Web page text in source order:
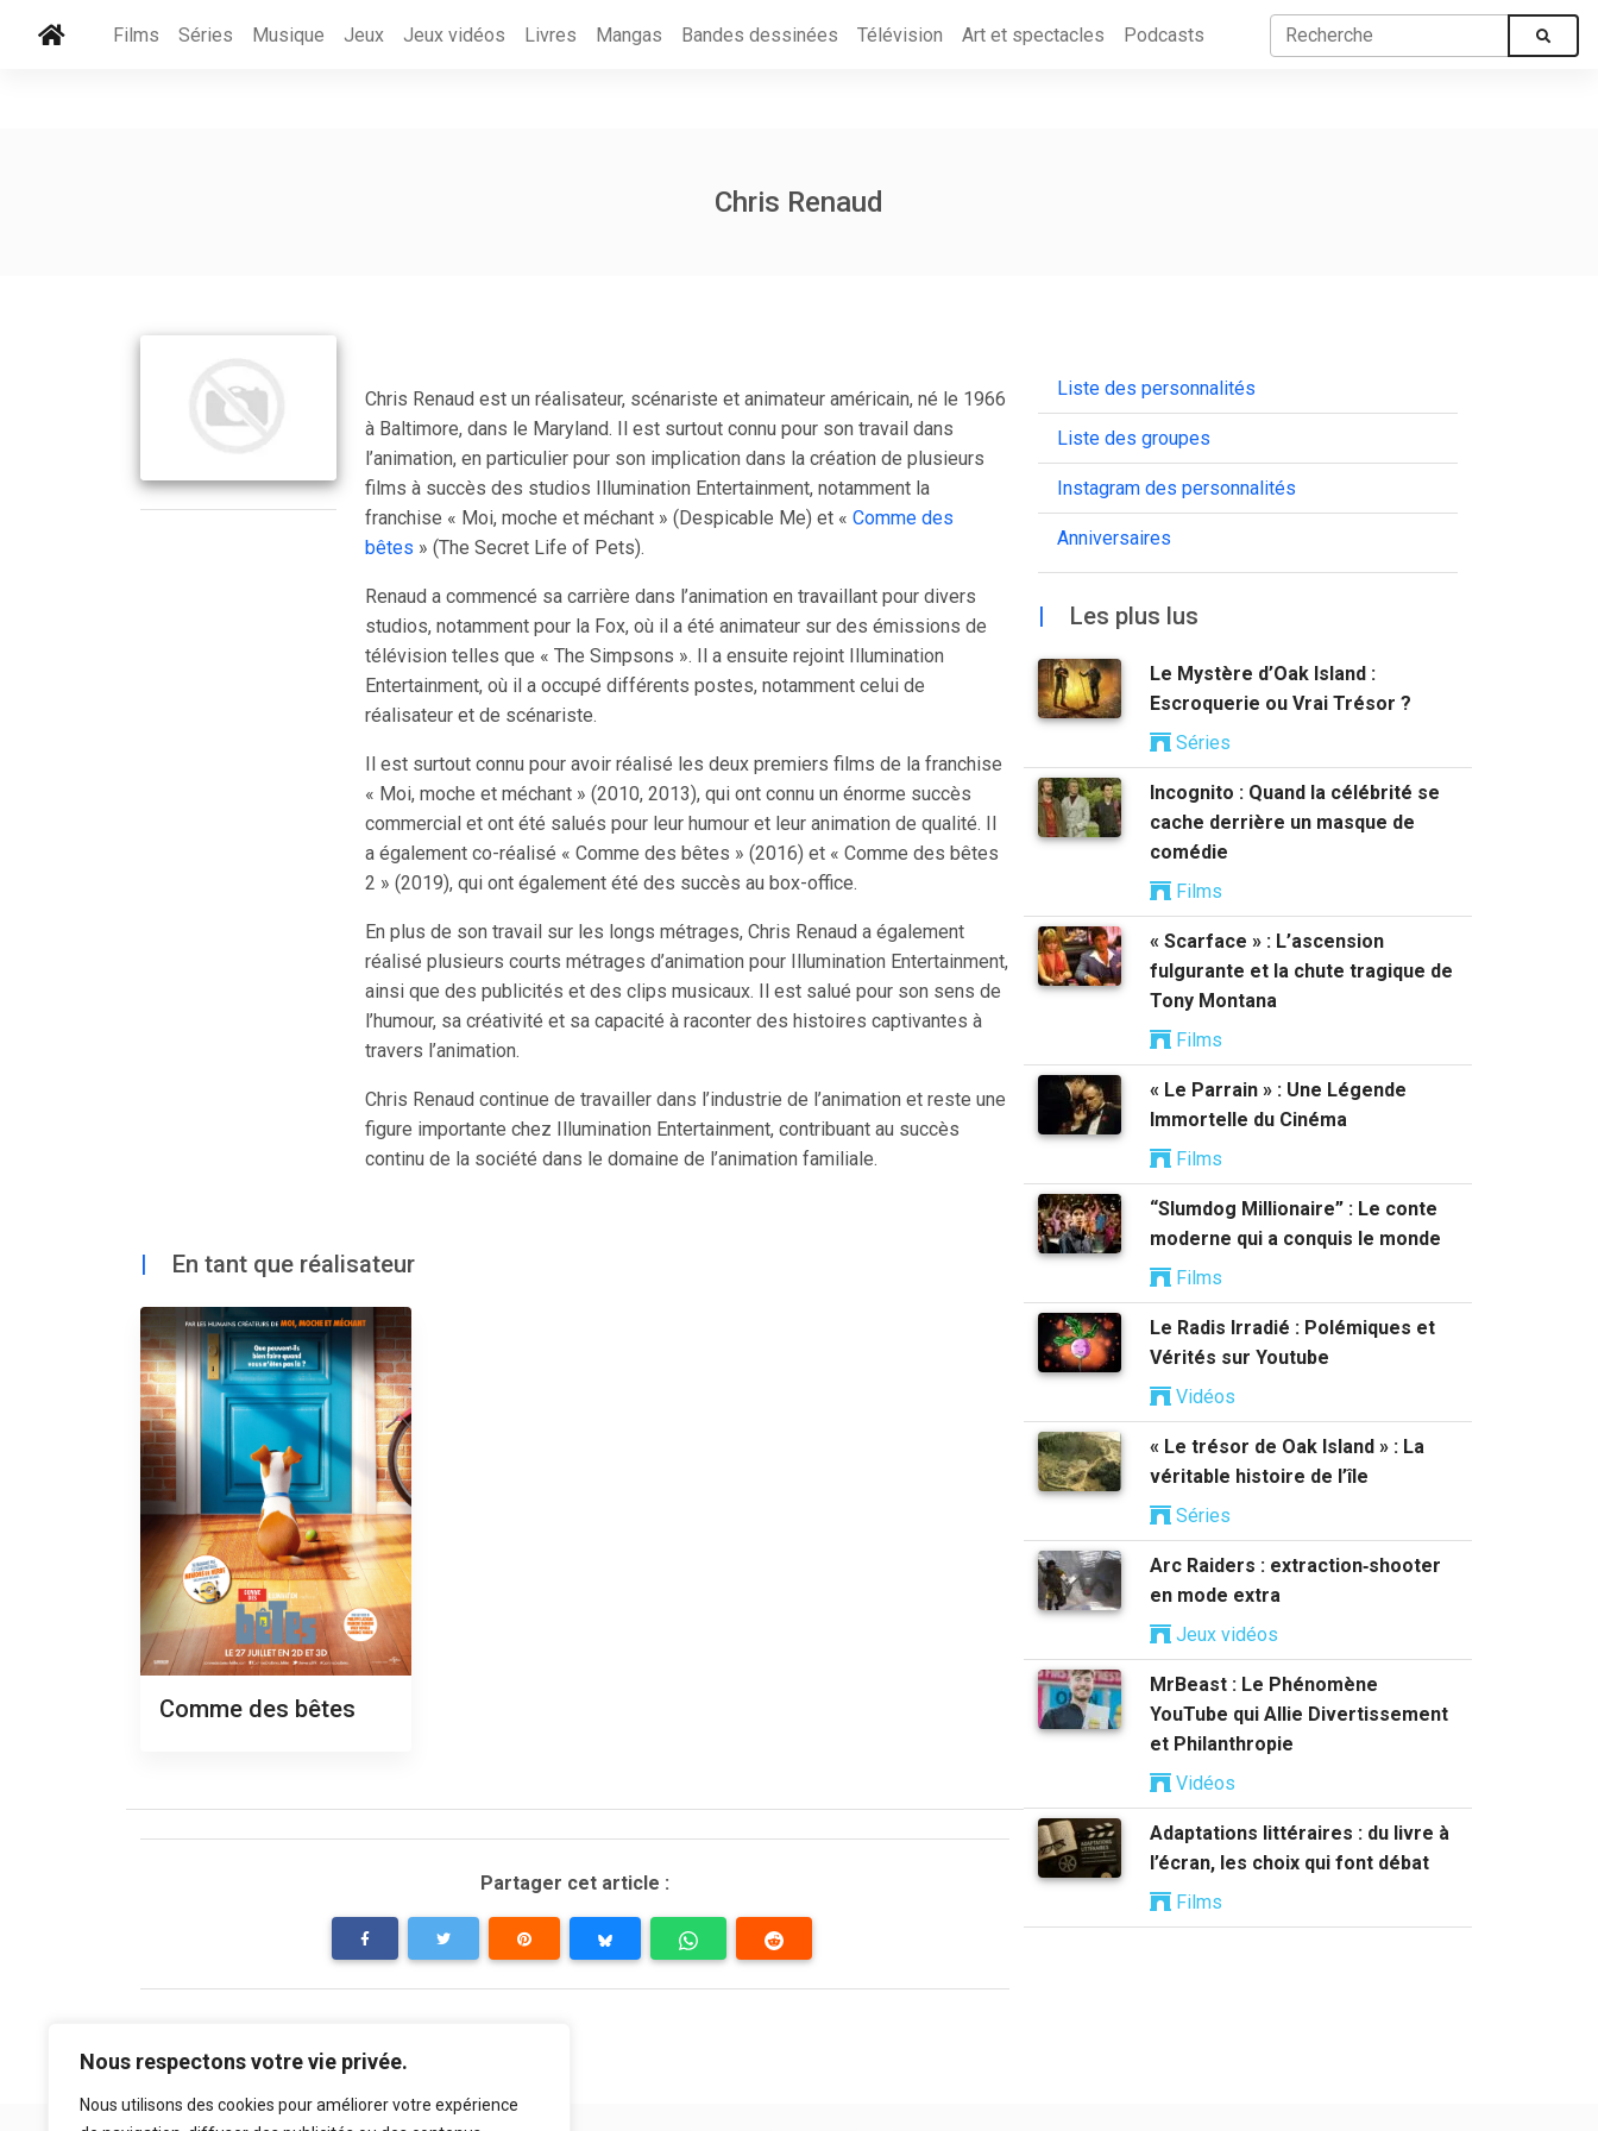
Nous respectons votre vie privée.
Nous utilisons des cookies pour améliorer votre expérience
Films Séries Musique Jeux Jeux vidéos Livres Mangas Bandes dessinées Télévision Art et spectacles Podcasts
Chris Renaud
Chris Renaud est un réalisateur, scénariste et animateur américain, né le 1966
à Baltimore, dans le Maryland. Il est surtout connu pour son travail dans
l’animation, en particulier pour son implication dans la création de plusieurs
films à succès des studios Illumination Entertainment, notamment la
franchise « Moi, moche et méchant » (Despicable Me) et « Comme des
bêtes » (The Secret Life of Pets).
Renaud a commencé sa carrière dans l’animation en travaillant pour divers
studios, notamment pour la Fox, où il a été animateur sur des émissions de
télévision telles que « The Simpsons ». Il a ensuite rejoint Illumination
Entertainment, où il a occupé différents postes, notamment celui de
réalisateur et de scénariste.
Il est surtout connu pour avoir réalisé les deux premiers films de la franchise
« Moi, moche et méchant » (2010, 2013), qui ont connu un énorme succès
commercial et ont été salués pour leur humour et leur animation de qualité. Il
a également co-réalisé « Comme des bêtes » (2016) et « Comme des bêtes
2 » (2019), qui ont également été des succès au box-office.
En plus de son travail sur les longs métrages, Chris Renaud a également
réalisé plusieurs courts métrages d’animation pour Illumination Entertainment,
ainsi que des publicités et des clips musicaux. Il est salué pour son sens de
l’humour, sa créativité et sa capacité à raconter des histoires captivantes à
travers l’animation.
Chris Renaud continue de travailler dans l’industrie de l’animation et reste une
figure importante chez Illumination Entertainment, contribuant au succès
continu de la société dans le domaine de l’animation familiale.
| En tant que réalisateur
Comme des bêtes
Partager cet article :
Liste des personnalités
Liste des groupes
Instagram des personnalités
Anniversaires
| Les plus lus
Le Mystère d’Oak Island :
Escroquerie ou Vrai Trésor ?
Séries
Incognito : Quand la célébrité se
cache derrière un masque de
comédie
Films
« Scarface » : L’ascension
fulgurante et la chute tragique de
Tony Montana
Films
« Le Parrain » : Une Légende
Immortelle du Cinéma
Films
“Slumdog Millionaire” : Le conte
moderne qui a conquis le monde
Films
Le Radis Irradié : Polémiques et
Vérités sur Youtube
Vidéos
« Le trésor de Oak Island » : La
véritable histoire de l’île
Séries
Arc Raiders : extraction‑shooter
en mode extra
Jeux vidéos
MrBeast : Le Phénomène
YouTube qui Allie Divertissement
et Philanthropie
Vidéos
Adaptations littéraires : du livre à
l’écran, les choix qui font débat
Films